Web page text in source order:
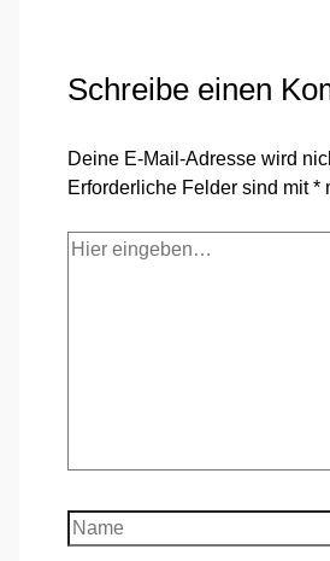
Schreibe einen
Deine E-Mail-Adresse wird
Erforderliche Felder sind mit*
Hier
Name